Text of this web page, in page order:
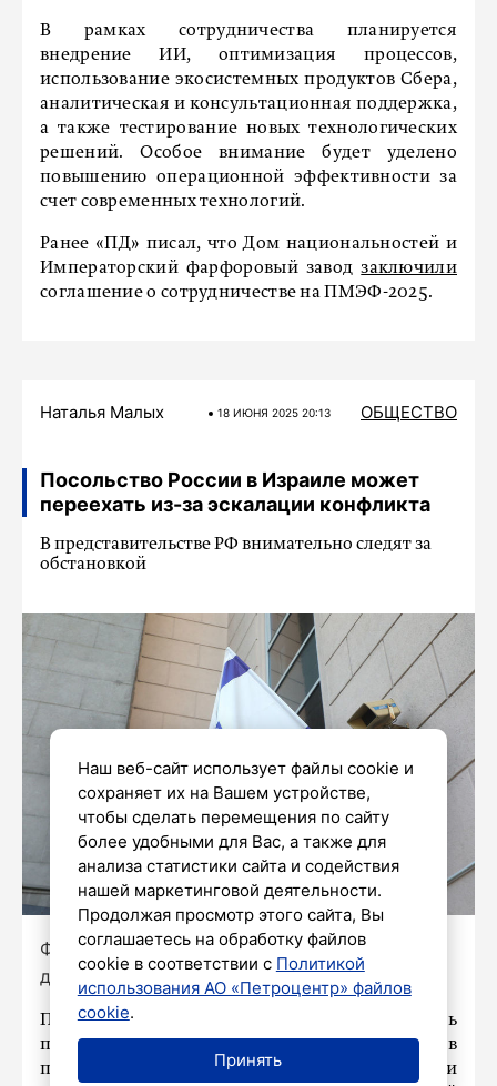
В рамках сотрудничества планируется
внедрение ИИ, оптимизация процессов,
использование экосистемных продуктов Сбера,
аналитическая и консультационная поддержка,
а также тестирование новых технологических
решений. Особое внимание будет уделено
повышению операционной эффективности за
счет современных технологий.
Ранее «ПД» писал, что Дом национальностей и
Императорский фарфоровый заводзаключили
соглашение о сотрудничестве на ПМЭФ-2025.
Наталья Малых 18 ИЮНЯ 2025 20:13 ОБЩЕСТВО
Посольство России в Израиле может
переехать из-за эскалации конфликта
В представительстве РФ внимательно следят за
обстановкой
Фото: Александр Глуз / «Петербургский
дневник»
Посольство России в Израиле может быть
перенесено из Тель-Авива в другой город в
пределах страны из соображений безопасности
Наш веб-сайт использует файлы cookie и
сохраняет их на Вашем устройстве,
чтобы сделать перемещения по сайту
более удобными для Вас, а также для
анализа статистики сайта и содействия
нашей маркетинговой деятельности.
Продолжая просмотр этого сайта, Вы
соглашаетесь на обработку файлов
cookie в соответствии с Политикой
использования АО «Петроцентр» файлов
cookie.
Принять